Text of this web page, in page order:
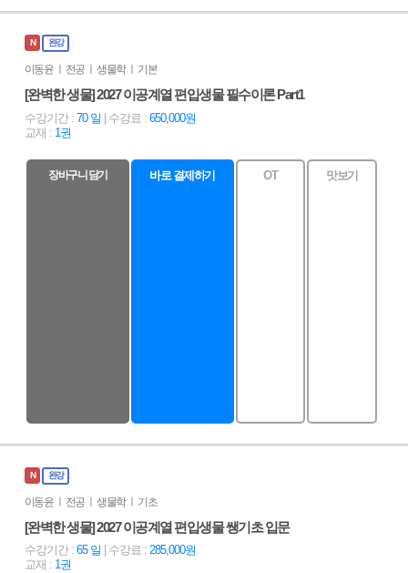
N 완강
이동윤 ㅣ 전공 ㅣ 생물학 ㅣ 기본
[완벽한 생물] 2027 이공계열 편입생물 필수이론 Part1
수강기간 : 70 일 | 수강료 : 650,000원
교재 : 1권
장바구니 담기 바로 결제하기 OT 맛보기
N 완강
이동윤 ㅣ 전공 ㅣ 생물학 ㅣ 기초
[완벽한 생물] 2027 이공계열 편입생물 쌩기초 입문
수강기간 : 65 일 | 수강료 : 285,000원
교재 : 1권